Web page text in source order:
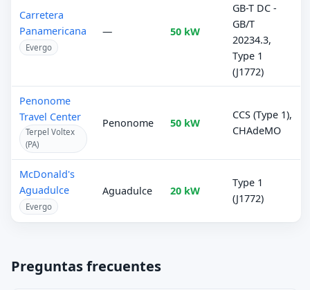
Carretera
Panamericana
Evergo
— 50 kW
GB-T DC -
GB/T
20234.3,
Type 1
(J1772)
Penonome
Travel Center
Terpel Voltex
(PA)
Penonome 50 kW
CCS (Type 1),
CHAdeMO
McDonald's
Aguadulce
Evergo
Aguadulce 20 kW
Type 1
(J1772)
Preguntas frecuentes